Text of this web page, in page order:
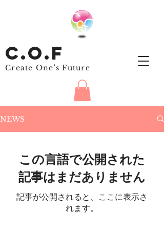
C.O.F
Create One's Future
NEWS
この言語で公開された
記事はまだありません
記事が公開されると、ここに表示さ
れます。